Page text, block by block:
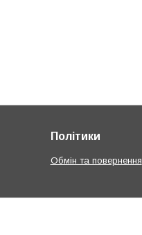
Політики
Обмін та повернення